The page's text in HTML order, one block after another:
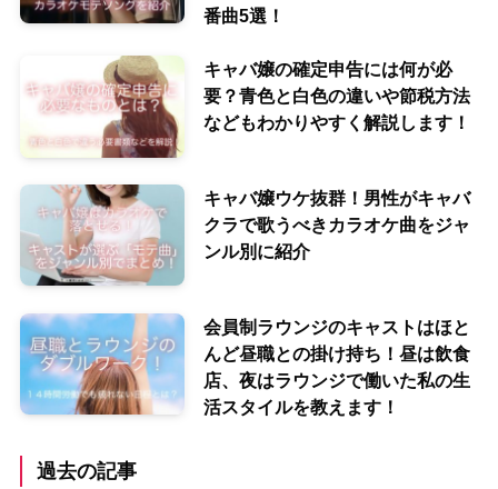
番曲5選！
キャバ嬢の確定申告には何が必
要？青色と白色の違いや節税方法
などもわかりやすく解説します！
キャバ嬢ウケ抜群！男性がキャバ
クラで歌うべきカラオケ曲をジャ
ンル別に紹介
会員制ラウンジのキャストはほと
んど昼職との掛け持ち！昼は飲食
店、夜はラウンジで働いた私の生
活スタイルを教えます！
過去の記事